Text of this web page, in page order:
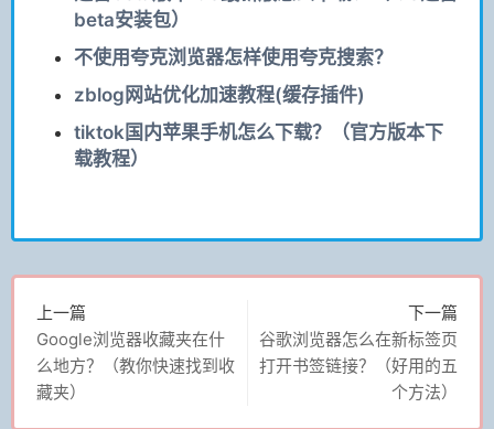
beta安装包）
不使用夸克浏览器怎样使用夸克搜索？
zblog网站优化加速教程(缓存插件)
tiktok国内苹果手机怎么下载？（官方版本下
载教程）
上一篇
Google浏览器收藏夹在什
么地方？（教你快速找到收
藏夹）
下一篇
谷歌浏览器怎么在新标签页
打开书签链接？（好用的五
个方法）